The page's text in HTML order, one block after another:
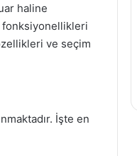
haline
fonksiyonellikleri
ve seçim
İşte en